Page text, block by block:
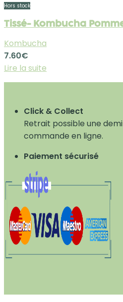
Hors stock
Tissé- Kombucha
Kombucha
7.60€
Lire la suite
Click & Collect
Retrait possible une
commande en ligne.
Paiement sécurisé